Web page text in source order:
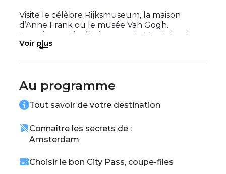
Visite le célèbre Rijksmuseum, la maison
d’Anne Frank ou le musée Van Gogh.
Promène-toi à vélo à travers le Vondelpark ou
explore les charmants quartiers comme
locales avec un hareng mariné ou une tarte
Amsterdam, avec notre guide pour tout voir
et tout faire, te garantit une escapade
Voir plus
Au programme
Tout savoir de votre destination
Connaître les secrets de :
Amsterdam
Choisir le bon City Pass, coupe-files